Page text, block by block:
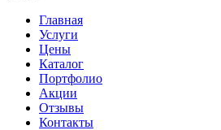
Главная
Услуги
Цены
Каталог
Портфолио
Акции
Отзывы
Контакты